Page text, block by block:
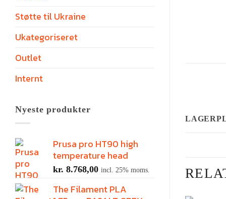
Støtte til Ukraine
Ukategoriseret
Outlet
Internt
Nyeste produkter
Prusa pro HT90 high
temperature head
kr. 8.768,00 incl. 25% moms.
The Filament PLA